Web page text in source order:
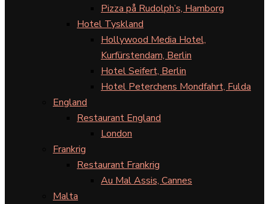
Pizza på Rudolph’s, Hamborg
Hotel Tyskland
Hollywood Media Hotel,
Kurfürstendam, Berlin
Hotel Seifert, Berlin
Hotel Peterchens Mondfahrt, Fulda
England
Restaurant England
London
Frankrig
Restaurant Frankrig
Au Mal Assis, Cannes
Malta